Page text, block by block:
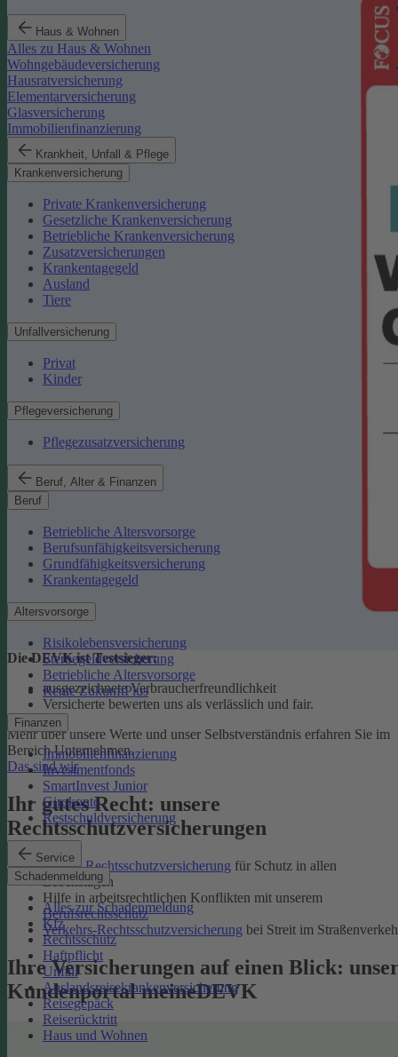
Haus & Wohnen
Alles zu Haus & Wohnen
Wohngebäudeversicherung
Hausratversicherung
Elementarversicherung
Glasversicherung
Immobilienfinanzierung
Krankheit, Unfall & Pflege
Krankenversicherung
Private Krankenversicherung
Gesetzliche Krankenversicherung
Betriebliche Krankenversicherung
Zusatzversicherungen
Krankentagegeld
Ausland
Tiere
Unfallversicherung
Privat
Kinder
Pflegeversicherung
Pflegezusatzversicherung
Beruf, Alter & Finanzen
Beruf
Betriebliche Altersvorsorge
Berufsunfähigkeitsversicherung
Grundfähigkeitsversicherung
Krankentagegeld
Altersvorsorge
Risikolebensversicherung
Sterbegeldversicherung
Betriebliche Altersvorsorge
Rente ZukunftPlus
Finanzen
Immobilienfinanzierung
Investmentfonds
SmartInvest Junior
Girokonto
Restschuldversicherung
Service
Schadenmeldung
Alles zur Schadenmeldung
Kfz
Rechtsschutz
Haftpflicht
Unfall
Auslandsreisekrankenversicherung
Reisegepäck
Reiserücktritt
Haus und Wohnen
Die DEVK ist Testsieger:
ausgezeichnete Verbraucherfreundlichkeit
Versicherte bewerten uns als verlässlich und fair.
Mehr über unsere Werte und unser Selbstverständnis erfahren Sie im
Bereich Unternehmen.
Das sind wir
Ihr gutes Recht: unsere
Rechtsschutzversicherungen
Private Rechtsschutzversicherung für Schutz in allen
Lebenslagen
Hilfe in arbeitsrechtlichen Konflikten mit unserem
Berufsrechtsschutz
Verkehrs-Rechtsschutzversicherung bei Streit im
Ihre Versicherungen auf einen Blick:
Kundenportal meineDEVK